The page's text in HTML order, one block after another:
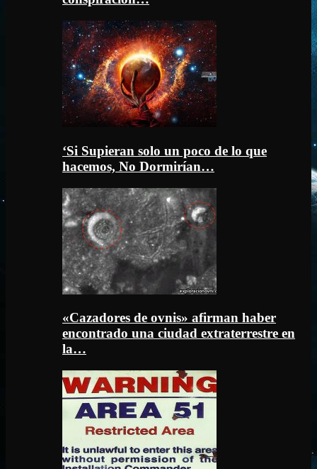
‘Si Supieran solo un poco de lo que
hacemos, No Dormirían…
«Cazadores de ovnis» afirman haber
encontrado una ciudad extraterrestre en
la…